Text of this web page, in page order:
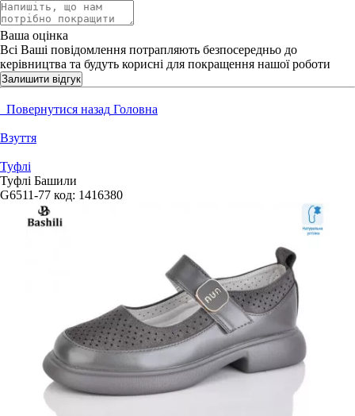
Ваша оцінка
Всі Ваші повідомлення потрапляють безпосередньо до
керівництва та будуть корисні для покращення нашої роботи
Залишити відгук
Повернутися назад Головна
Взуття
Туфлі
Туфлі Башили
G6511-77 код: 1416380